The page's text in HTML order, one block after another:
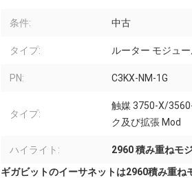
条件: 中古
タイプ: ルーター モジュ
PN: C3KX-NM-1G
タイプ:
触媒 3750-X/
ク及び拡張 Mod
ハイライト: 2960 積み重ねモ
ギガビットのイーサネットは2960積み重